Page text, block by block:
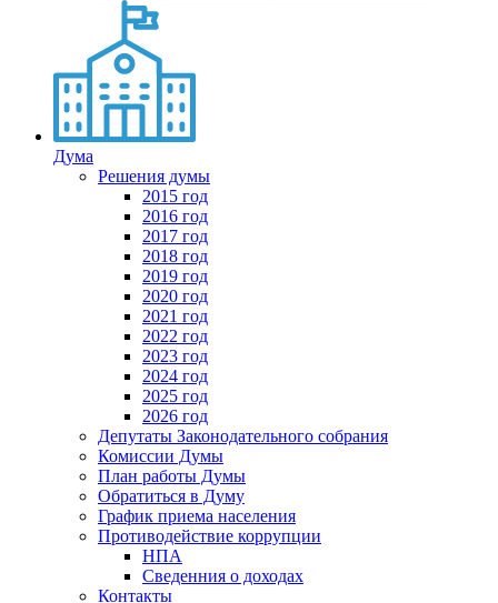
Дума
Решения думы
2015 год
2016 год
2017 год
2018 год
2019 год
2020 год
2021 год
2022 год
2023 год
2024 год
2025 год
2026 год
Депутаты Законодательного собрания
Комиссии Думы
План работы Думы
Обратиться в Думу
График приема населения
Противодействие коррупции
НПА
Сведенния о доходах
Контакты